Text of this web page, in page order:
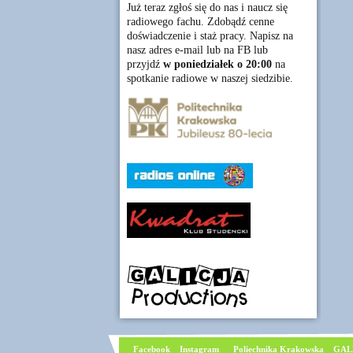
Już teraz zgłoś się do nas i naucz się
radiowego fachu. Zdobądź cenne
doświadczenie i staż pracy. Napisz na
nasz adres e-mail lub na FB lub
przyjdź w poniedziałek o 20:00na
spotkanie radiowe w naszej siedzibie.
Facebook Instagram Poliechnika Krakowska